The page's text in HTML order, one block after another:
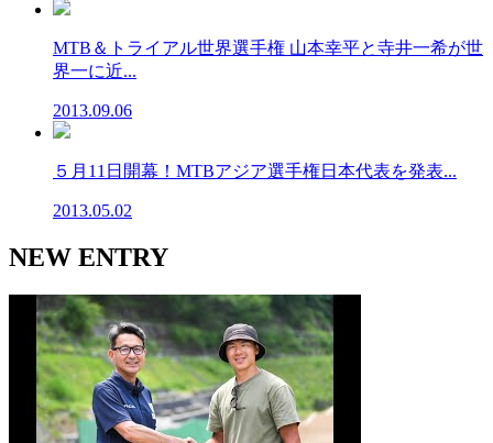
MTB＆トライアル世界選手権 山本幸平と寺井一希が世
界一に近...
2013.09.06
５月11日開幕！MTBアジア選手権日本代表を発表...
2013.05.02
NEW ENTRY